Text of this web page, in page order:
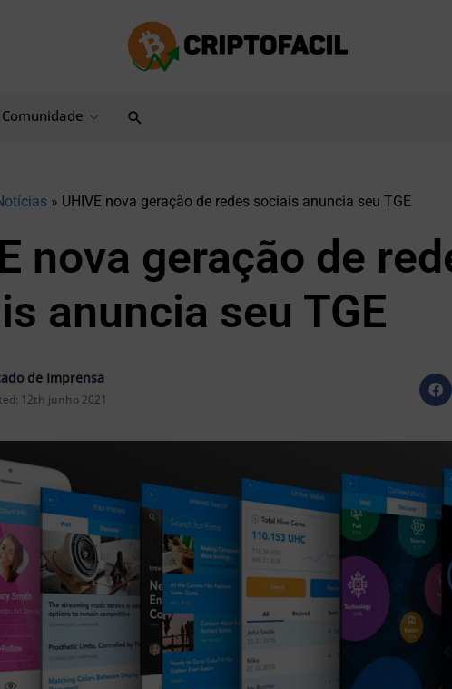
Comunidade Pesquisar
» UHIVE nova geração de redes sociais anuncia seu TGE
nova geração de
anuncia seu TGE
de Imprensa
12th junho 2021